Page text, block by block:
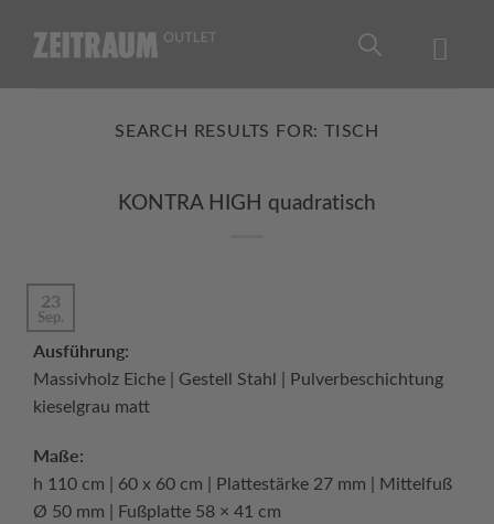
SEARCH RESULTS FOR: TISCH
KONTRA HIGH quadratisch
23
Sep.
Ausführung:
Massivholz Eiche | Gestell Stahl | Pulverbeschichtung
kieselgrau matt
Maße:
h 110 cm | 60 x 60 cm | Plattestärke 27 mm | Mittelfuß
Ø 50 mm | Fußplatte 58 × 41 cm